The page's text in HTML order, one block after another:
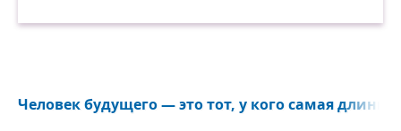
Человек будущего — это тот, у кого самая